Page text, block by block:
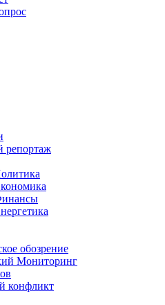
репортаж
обозрение
Мониторинг
конфликт